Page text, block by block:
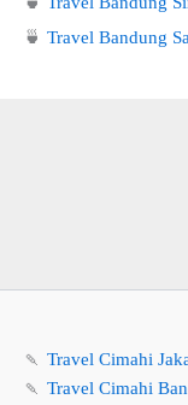
🍵 Travel Bandung
🍡 Travel Cimahi
🍡 Travel Cimahi